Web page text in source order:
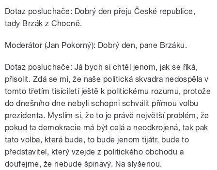
Dotaz posluchače: Dobrý den přeju České republice,
tady Brzák z Chocně.
Moderátor (Jan Pokorný): Dobrý den, pane Brzáku.
Dotaz posluchače: Já bych si chtěl jenom, jak se říká,
přisolit. Zdá se mi, že naše politická skvadra nedospěla v
tomto třetím tisíciletí ještě k politickému rozumu, protože
do dnešního dne nebyli schopni schválit přímou volbu
prezidenta. Myslím si, že to je právě největší problém, že
pokud ta demokracie má být celá a neodkrojená, tak pak
tato volba, která bude, to bude jenom tijátr, bude to
představitel, který vzejde z politického obchodu a
doufejme, že nebude špinavý. Na slyšenou.